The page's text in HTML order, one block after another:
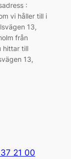
:
vi håller till i
13,
från
hittar till
13,
21 00